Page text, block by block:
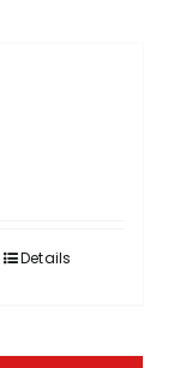
Details